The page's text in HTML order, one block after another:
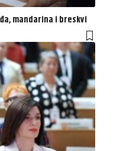
mandarina i breskvi